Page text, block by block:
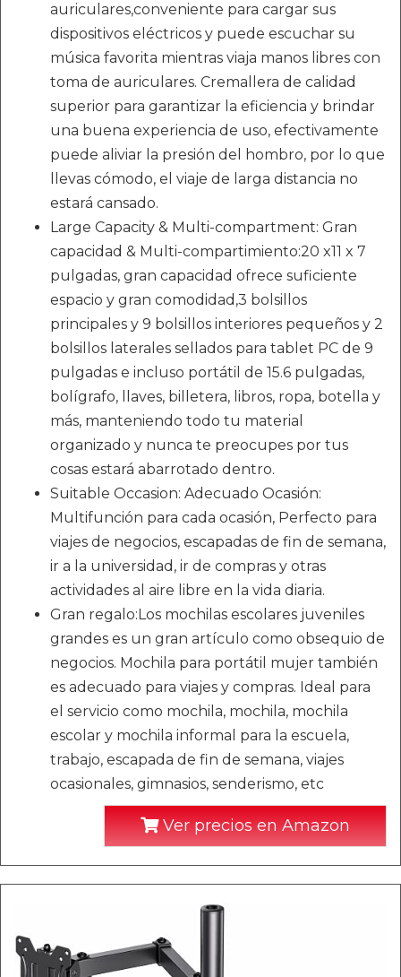
auriculares,conveniente para cargar sus
dispositivos eléctricos y puede escuchar su
música favorita mientras viaja manos libres con
toma de auriculares. Cremallera de calidad
superior para garantizar la eficiencia y brindar
una buena experiencia de uso, efectivamente
puede aliviar la presión del hombro, por lo que
llevas cómodo, el viaje de larga distancia no
estará cansado.
Large Capacity & Multi-compartment: Gran
capacidad & Multi-compartimiento:20 x11 x 7
pulgadas, gran capacidad ofrece suficiente
espacio y gran comodidad,3 bolsillos
principales y 9 bolsillos interiores pequeños y 2
bolsillos laterales sellados para tablet PC de 9
pulgadas e incluso portátil de 15.6 pulgadas,
bolígrafo, llaves, billetera, libros, ropa, botella y
más, manteniendo todo tu material
organizado y nunca te preocupes por tus
cosas estará abarrotado dentro.
Suitable Occasion: Adecuado Ocasión:
Multifunción para cada ocasión, Perfecto para
viajes de negocios, escapadas de fin de semana,
ir a la universidad, ir de compras y otras
actividades al aire libre en la vida diaria.
Gran regalo:Los mochilas escolares juveniles
grandes es un gran artículo como obsequio de
negocios. Mochila para portátil mujer también
es adecuado para viajes y compras. Ideal para
el servicio como mochila, mochila, mochila
escolar y mochila informal para la escuela,
trabajo, escapada de fin de semana, viajes
ocasionales, gimnasios, senderismo, etc
Ver precios en Amazon